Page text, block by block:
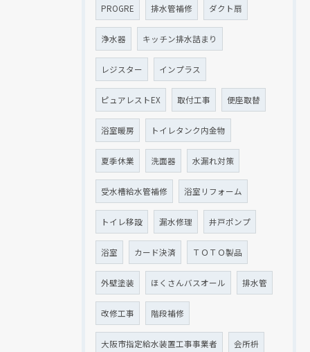
PROGRE 排水管補修 ダクト扇
浄水器 キッチン排水詰まり
レジスター インプラス
ピュアレストEX 取付工事 便座取替
浴室暖房 トイレタンク内金物
夏季休業 洗面器 水漏れ対策
受水槽給水管補修 浴室リフォーム
トイレ移設 漏水修理 井戸ポンプ
浴室 カード決済 ＴＯＴＯ製品
外壁塗装 ほくさんバスオール 排水管
改修工事 階段補修
大阪市指定給水装置工事事業者 会所枡